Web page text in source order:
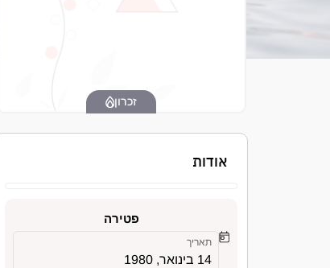
זכרון
אודות
פטירה
תאריך
14 בינואר, 1980